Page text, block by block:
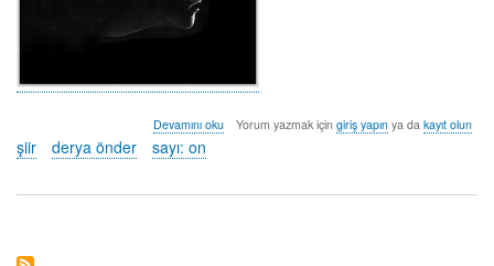
la
loba
-
önder
Devamını oku Yorum yazmak için giriş yapınya da kayıt olun
şiir derya önder sayı: on